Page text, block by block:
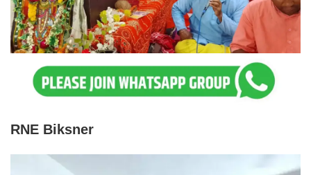
RNE Biksner